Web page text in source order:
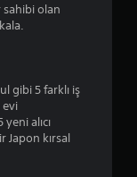
sahibi olan
gibi 5 farklı iş
evi
alıcı
Japon kırsal